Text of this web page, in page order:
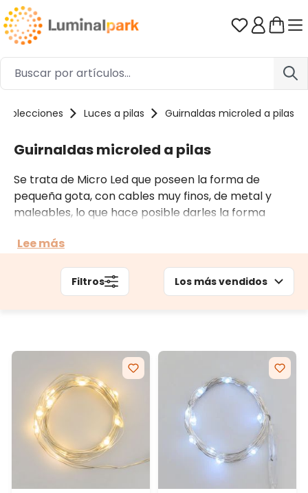
Saltar al contenido principal Tienes 0
Colecciones Luces a pilas Guirnaldas microled a pilas
Guirnaldas microled a pilas
Se trata de Micro Led que poseen la forma de
pequeña gota, con cables muy finos, de metal y
maleables, lo que hace posible darles la forma
portapilas con el velcro adhesivo, muy fáciles de
creaciones.
Lee más
Filtros Los más vendidos